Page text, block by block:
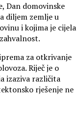
Dan domovinske
diljem zemlje u
i kojima je cijela
za otkrivanje
Riječ je o
izaziva različita
rješenje ne